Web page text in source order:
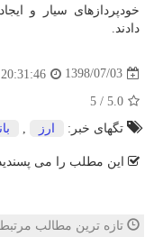
خودپردازهای سیار و
دادند.
1398/07/03
20:31:46
5.0
/
5
تگهای خبر:
ارز
این مطلب را می
تازه ترین مطالب مرتبط